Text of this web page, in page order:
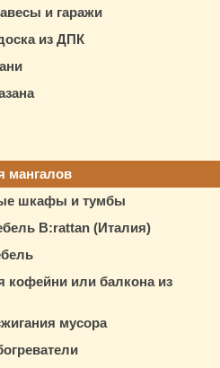
и гаражи
из ДПК
мангалов
шкафы и тумбы
B:rattan (Италия)
кофейни или балкона из
мусора